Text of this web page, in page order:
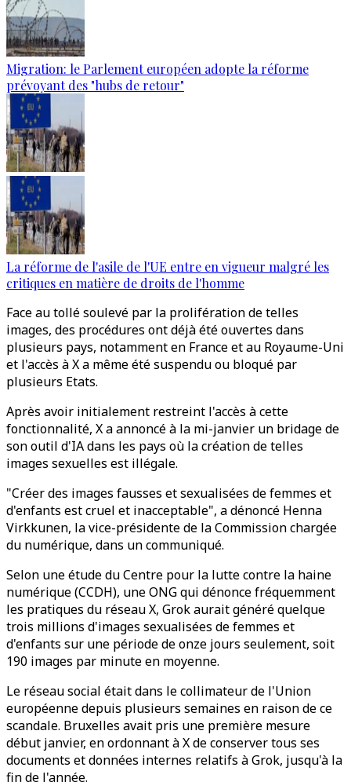
Migration: le Parlement européen adopte la réforme
prévoyant des "hubs de retour"
La réforme de l'asile de l'UE entre en vigueur malgré les
critiques en matière de droits de l'homme
Face au tollé soulevé par la prolifération de telles
images, des procédures ont déjà été ouvertes dans
plusieurs pays, notamment en France et au Royaume-Uni
et l'accès à X a même été suspendu ou bloqué par
plusieurs Etats.
Après avoir initialement restreint l'accès à cette
fonctionnalité, X a annoncé à la mi-janvier un bridage de
son outil d'IA dans les pays où la création de telles
images sexuelles est illégale.
"Créer des images fausses et sexualisées de femmes et
d'enfants est cruel et inacceptable", a dénoncé Henna
Virkkunen, la vice-présidente de la Commission chargée
du numérique, dans un communiqué.
Selon une étude du Centre pour la lutte contre la haine
numérique (CCDH), une ONG qui dénonce fréquemment
les pratiques du réseau X, Grok aurait généré quelque
trois millions d'images sexualisées de femmes et
d'enfants sur une période de onze jours seulement, soit
190 images par minute en moyenne.
Le réseau social était dans le collimateur de l'Union
européenne depuis plusieurs semaines en raison de ce
scandale. Bruxelles avait pris une première mesure
début janvier, en ordonnant à X de conserver tous ses
documents et données internes relatifs à Grok, jusqu'à la
fin de l'année.